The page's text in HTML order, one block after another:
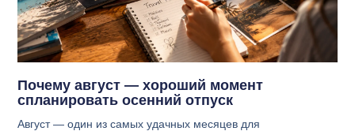
Почему август — хороший момент
спланировать осенний отпуск
Август — один из самых удачных месяцев для